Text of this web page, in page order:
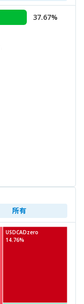
37.67%
所有
USDCADzero
14.76%